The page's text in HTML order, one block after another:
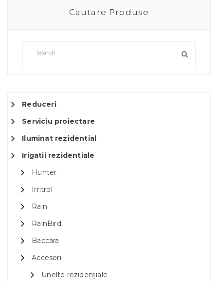
Cautare Produse
Reduceri
Serviciu proiectare
Iluminat rezidential
Irigatii rezidentiale
Hunter
Irritrol
Rain
RainBird
Baccara
Accesorii
Unelte rezidențiale